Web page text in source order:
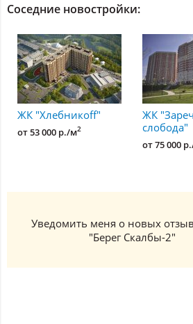
Соседние новостройки:
ЖК "Хлебникоff"
от 53 000 р./м2
ЖК
слобода"
от 75 000
Уведомить меня о новых
"Берег Скалбы-2"